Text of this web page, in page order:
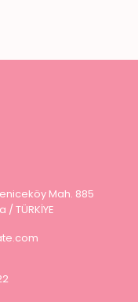
Mah. 885
/ TÜRKİYE